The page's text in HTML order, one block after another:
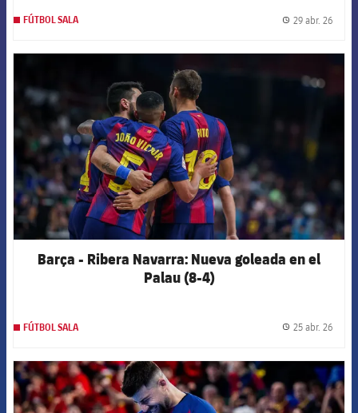
FÚTBOL SALA 29 abr. 26
Barça - Ribera Navarra: Nueva goleada en el
Palau (8-4)
FÚTBOL SALA 25 abr. 26
FCB Barcelona badge